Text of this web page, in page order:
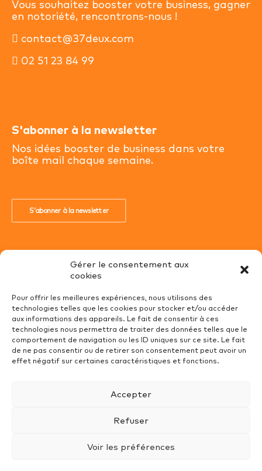
Gérer le consentement aux
cookies
Pour offrir les meilleures expériences, nous utilisons des
technologies telles que les cookies pour stocker et/ou accéder
aux informations des appareils. Le fait de consentir à ces
technologies nous permettra de traiter des données telles que le
comportement de navigation ou les ID uniques sur ce site. Le fait
de ne pas consentir ou de retirer son consentement peut avoir un
effet négatif sur certaines caractéristiques et fonctions.
Accepter
Refuser
Voir les préférences
Vous souhaitez booster votre business, gagner
en notoriété, rencontrons-nous !
contact@37deux.com
02 51 23 84 99
S'abonner à la newsletter
Nos idées booster de business dans votre
boîte mail chaque semaine.
S'abonner à la newsletter
Mentions Légales
Recrutement
Politique de cookies (UE)
Protection des données
Partenairewww.voyagebohemechic.com